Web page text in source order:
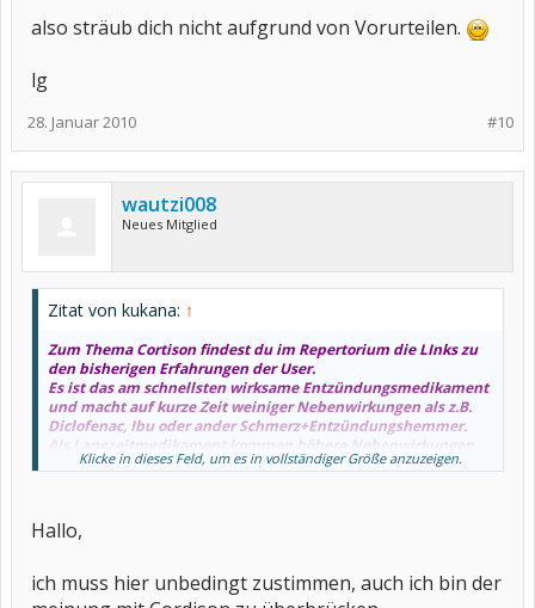
also sträub dich nicht aufgrund von Vorurteilen.
lg
#10
28. Januar 2010
wautzi008
Neues Mitglied
Zitat von kukana: ↑
Zum Thema Cortison findest du im Repertorium die LInks zu
den bisherigen Erfahrungen der User.
Es ist das am schnellsten wirksame Entzündungsmedikament
und macht auf kurze Zeit weiniger Nebenwirkungen als z.B.
Diclofenac, Ibu oder ander Schmerz+Entzündungshemmer.
Als Langzeitmedikament kommen höhere Nebenwirkungen
hinzu, auch wenn es über längere Zeit hochdosiert genommen
MTX braucht einige Wochen zur Wirkung, daher ist es sinnvoll
die Zeit mit Cortison zu überbrücken, wobei man bei einem
Medikament reduzieren kann um es später ganz weg lassen zu
können.
Klicke in dieses Feld, um es in vollständiger Größe anzuzeigen.
Hallo,
ich muss hier unbedingt zustimmen, auch ich bin der